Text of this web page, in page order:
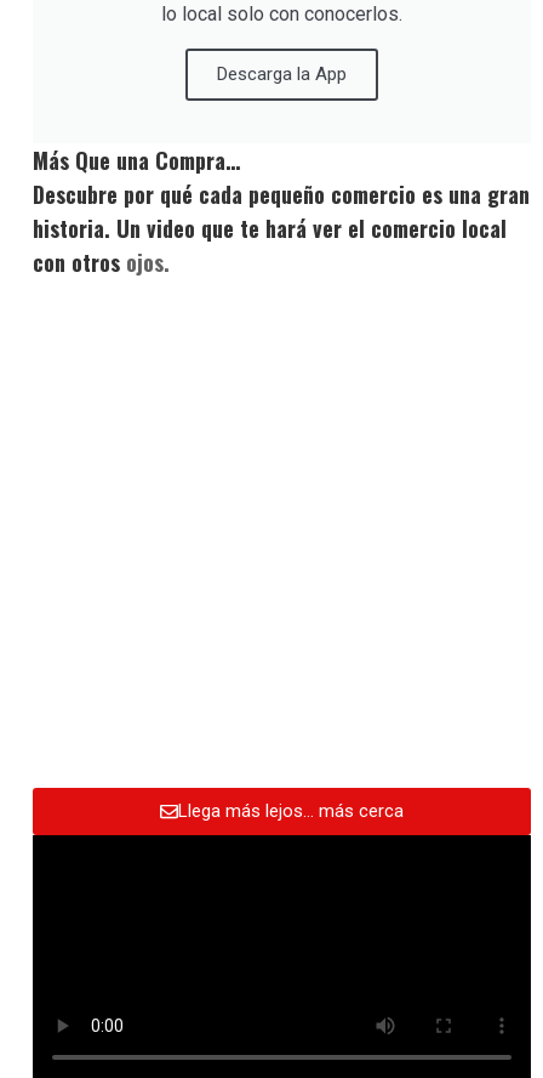
lo local solo con conocerlos.
Descarga la App
Más Que una Compra…
Descubre por qué cada pequeño comercio es una gran
historia. Un video que te hará ver el comercio local
con otros ojos.
Llega más lejos… más cerca